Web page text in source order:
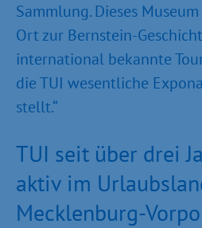
Sammlung. Dieses
Ort zur Bernstein-
international bekannte
die TUI wesentliche
stellt.“
TUI seit über drei
aktiv im
Mecklenburg-